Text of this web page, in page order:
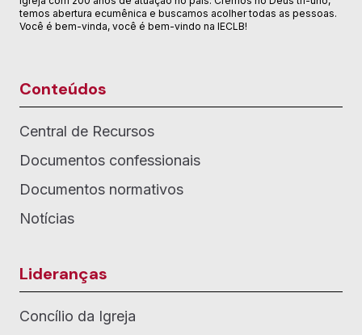
temos abertura ecumênica e buscamos acolher todas as pessoas.
Você é bem-vinda, você é bem-vindo na IECLB!
Conteúdos
Central de Recursos
Documentos confessionais
Documentos normativos
Notícias
Lideranças
Concílio da Igreja